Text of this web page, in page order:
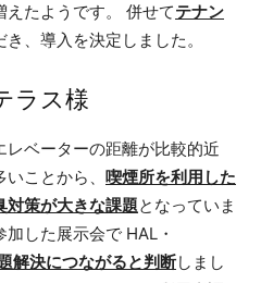
たようです。 併せてテナン
き、導入を決定しました。
ラス様
ベーターの距離が比較的近
ことから、 喫煙所を利用した
対策が大きな課題となっていま
した展示会で HAL・
解決につながると判断しまし